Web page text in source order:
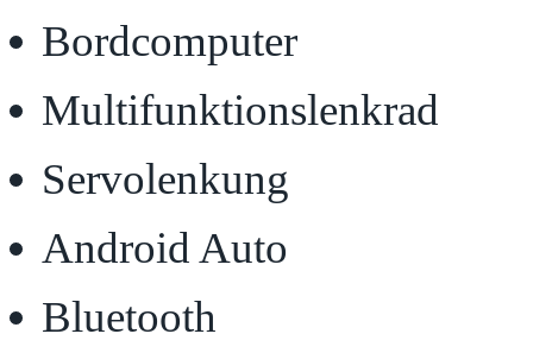
Bordcomputer
Multifunktionslenkrad
Servolenkung
Android Auto
Bluetooth